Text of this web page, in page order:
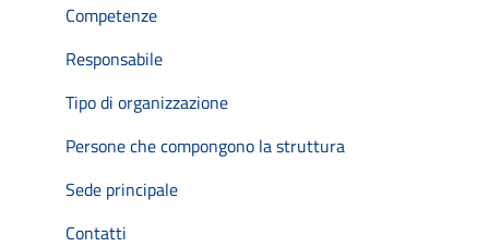
Competenze
Responsabile
Tipo di organizzazione
Persone che compongono la struttura
Sede principale
Contatti